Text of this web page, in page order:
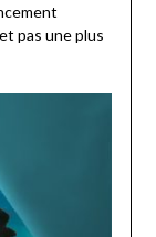
pas une plus